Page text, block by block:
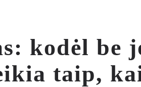
kodėl be
taip,